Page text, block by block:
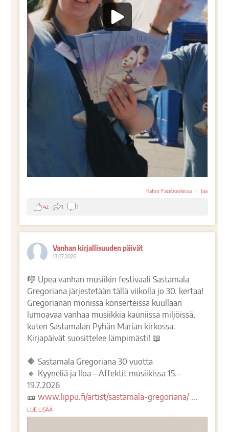
Katso Facebookissa · Jaa
42 1 1
Vanhan kirjallisuuden päivät
13.07.2026
🎼 Upea vanhan musiikin festivaali Sastamala
Gregoriana järjestetään tällä viikolla jo 30. kertaa!
Gregorianan monissa konserteissa kuullaan
lumoavaa vanhaa musiikkia kauniissa miljöissä,
kuten Sastamalan Pyhän Marian kirkossa.
Kirjapäivät suosittelee lämpimästi! 📖
🔶 Sastamala Gregoriana 30 vuotta
🔸 Kyyneliä ja Iloa – Affektit musiikissa 15.–
19.7.2026
🎫www.lippu.fi/artist/sastamala-gregoriana/ ...
LUE LISÄÄ